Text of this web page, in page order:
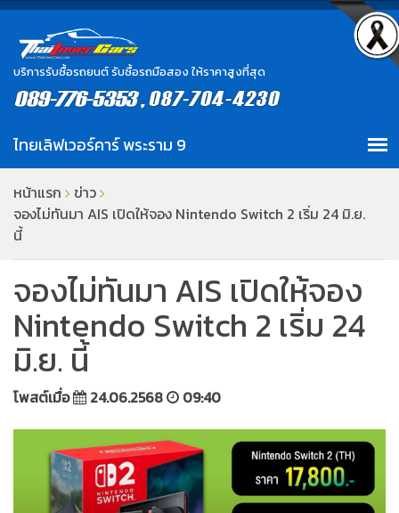
บริการรับซื้อรถยนต์ รับซื้อรถมือสอง ให้ราคาสูงที่สุด
หน้าแรก
ข่าว
จองไม่ทันมา AIS เปิดให้จอง Nintendo Switch 2 เริ่ม 24 มิ.ย.
นี้
จองไม่ทันมา AIS เปิดให้จอง
Nintendo Switch 2 เริ่ม 24
มิ.ย. นี้
โพสต์เมื่อ 24.06.2568 09:40